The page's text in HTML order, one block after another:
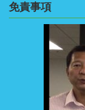
免責事項